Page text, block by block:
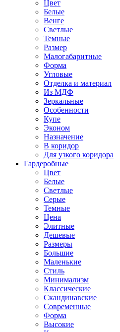
Цвет
Белые
Венге
Светлые
Темные
Размер
Малогабаритные
Форма
Угловые
Отделка и материал
Из МДФ
Зеркальные
Особенности
Купе
Эконом
Назначение
В коридор
Для узкого коридора
Гардеробные
Цвет
Белые
Светлые
Серые
Темные
Цена
Элитные
Дешевые
Размеры
Большие
Маленькие
Стиль
Минимализм
Классические
Скандинавские
Современные
Форма
Высокие